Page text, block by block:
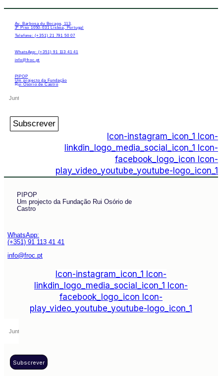
Av. Barbosa du Bocage, 113,
3º Piso 1050-031 Lisboa, Portugal
Telefone: (+351) 21 791 50 07
WhatsApp: (+351) 91 113 41 41
info@froc.pt
PIPOP
Um projecto da Fundação
Rui Osório de Castro
Subscrever
Icon-instagram_icon_1 Icon-
linkdin_logo_media_social_icon_1 Icon-
facebook_logo_icon Icon-
play_video_youtube_youtube-logo_icon_1
PIPOP
Um projecto da Fundação Rui Osório de
Castro
WhatsApp:
(+351) 91 113 41 41
info@froc.pt
Icon-instagram_icon_1 Icon-
linkdin_logo_media_social_icon_1 Icon-
facebook_logo_icon Icon-
play_video_youtube_youtube-logo_icon_1
Subscrever